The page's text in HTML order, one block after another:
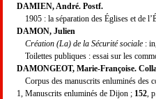
DAMIEN, André. Postf.
1905 : la séparation des Églises et de
DAMON, Julien
Création (La) de la Sécurité sociale :
Toilettes publiques : essai sur les
DAMONGEOT, Marie-Françoise.
Corpus des manuscrits enluminés des
1, Manuscrits enluminés de Dijon ; 152 ,